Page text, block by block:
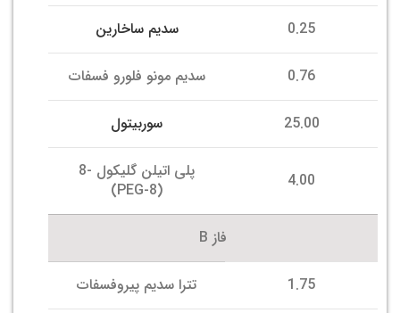
0.25 سدیم ساخارین
0.76 سدیم مونو فلورو فسفات
25.00 سوربیتول
4.00
پلی اتیلن گلیکول -8
(PEG-8)
فاز B
1.75 تترا سدیم پیروفسفات